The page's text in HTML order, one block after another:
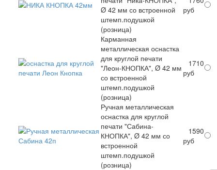
Ø 42 мм со встроенной
штемп.подушкой
(розница)
руб
Карманная
металлическая оснастка
для круглой печати
"Леон-КНОПКА", Ø 42 мм
со встроенной
штемп.подушкой
(розница)
1710
руб
Ручная металлическая
оснастка для круглой
печати "Сабина-
КНОПКА", Ø 42 мм со
встроенной
штемп.подушкой
(розница)
1590
руб